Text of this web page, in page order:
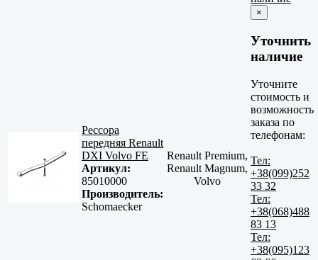
Рессора
передняя Renault
DXI Volvo FE
Артикул:
85010000
Производитель:
Schomaecker
Renault Premium,
Renault Magnum,
Volvo
×
Уточнить
наличие
Уточните
стоимость и
возможность
заказа по
телефонам:
Тел:
+38(099)252
33 32
Тел:
+38(068)488
83 13
Тел:
+38(095)123